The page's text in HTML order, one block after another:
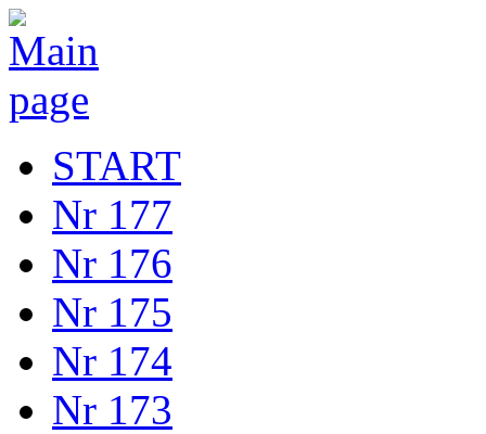
START
Nr 177
Nr 176
Nr 175
Nr 174
Nr 173